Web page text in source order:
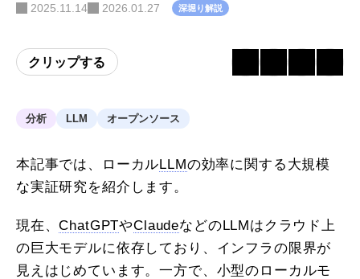
2025.11.14 2026.01.27 深堀り解説
クリップする
分析 LLM オープンソース
本記事では、ローカルLLMの効率に関する大規模
な実証研究を紹介します。
現在、ChatGPTやClaudeなどのLLMはクラウド上
の巨大モデルに依存しており、インフラの限界が
見えはじめています。一方で、小型のローカルモ